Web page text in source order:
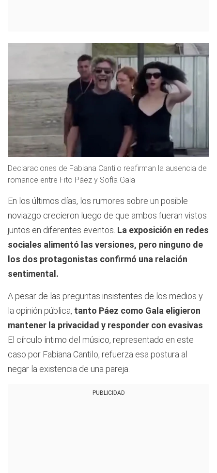
Declaraciones de Fabiana Cantilo reafirman la ausencia de
romance entre Fito Páez y Sofía Gala
En los últimos días, los rumores sobre un posible
noviazgo crecieron luego de que ambos fueran vistos
juntos en diferentes eventos. La exposición en redes
sociales alimentó las versiones, pero ninguno de
los dos protagonistas confirmó una relación
sentimental.
A pesar de las preguntas insistentes de los medios y
la opinión pública, tanto Páez como Gala eligieron
mantener la privacidad y responder con evasivas
El círculo íntimo del músico, representado en este
caso por Fabiana Cantilo, refuerza esa postura al
negar la existencia de una pareja.
PUBLICIDAD